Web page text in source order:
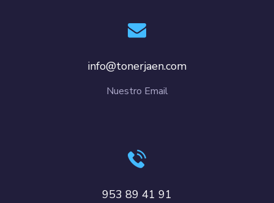
info@tonerjaen.com
Nuestro Email
953 89 41 91